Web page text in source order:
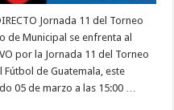
Jornada 11 del Torneo
de Municipal se enfrenta al
por la Jornada 11 del Torneo
Fútbol de Guatemala, este
05 de marzo a las 15:00 …